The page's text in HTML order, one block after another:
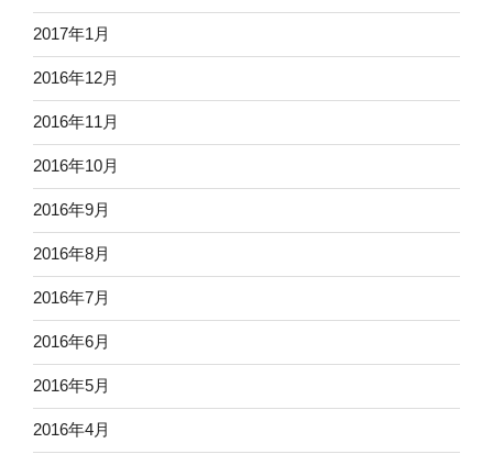
2017年1月
2016年12月
2016年11月
2016年10月
2016年9月
2016年8月
2016年7月
2016年6月
2016年5月
2016年4月